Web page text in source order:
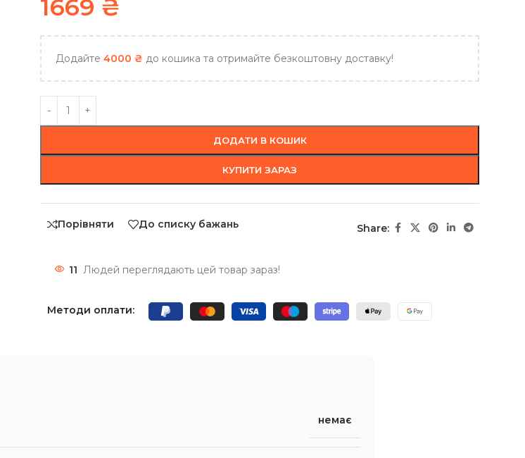
1669 ₴
Додайте 4000 ₴ до кошика та отримайте безкоштовну доставку!
ДОДАТИ В КОШИК
КУПИТИ ЗАРАЗ
Порівняти До списку бажань Share:
11 Людей переглядають цей товар зараз!
Методи оплати:
немає